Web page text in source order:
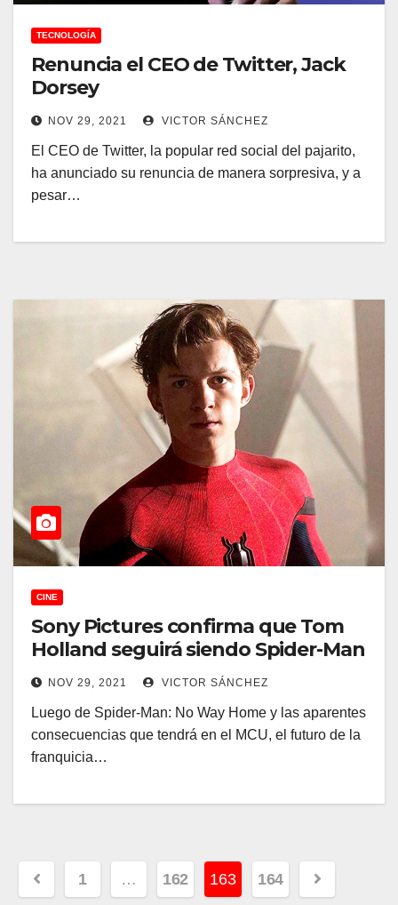
TECNOLOGÍA
Renuncia el CEO de Twitter, Jack
Dorsey
NOV 29, 2021 VICTOR SÁNCHEZ
El CEO de Twitter, la popular red social del pajarito,
ha anunciado su renuncia de manera sorpresiva, y a
pesar…
CINE
Sony Pictures confirma que Tom
Holland seguirá siendo Spider-Man
NOV 29, 2021 VICTOR SÁNCHEZ
Luego de Spider-Man: No Way Home y las aparentes
consecuencias que tendrá en el MCU, el futuro de la
franquicia…
Paginación
1 … 162 163 164